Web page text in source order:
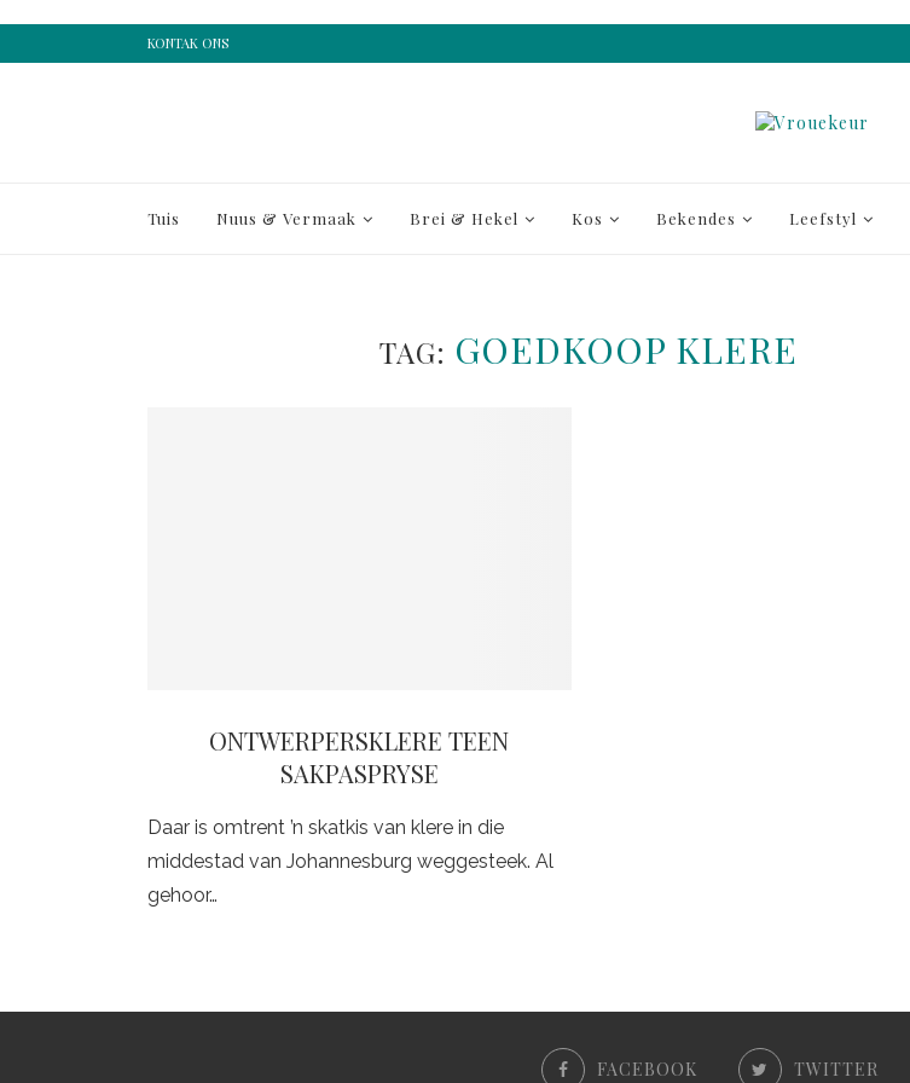
KONTAK ONS
Tuis Nuus & Vermaak Brei & Hekel Kos Bekendes Leefstyl
TAG: GOEDKOOP KLERE
ONTWERPERSKLERE TEEN
SAKPASPRYSE
Daar is omtrent ’n skatkis van klere in die
middestad van Johannesburg weggesteek. Al
gehoor…
FACEBOOK TWITTER